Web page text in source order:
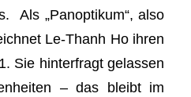
Als „Panoptikum“, also
Le-Thanh Ho ihren
Sie hinterfragt gelassen
– das bleibt im